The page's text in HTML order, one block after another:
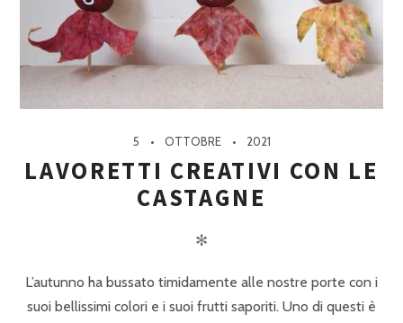
5 OTTOBRE 2021
LAVORETTI CREATIVI CON LE
CASTAGNE
✻
L’autunno ha bussato timidamente alle nostre porte con i
suoi bellissimi colori e i suoi frutti saporiti. Uno di questi è